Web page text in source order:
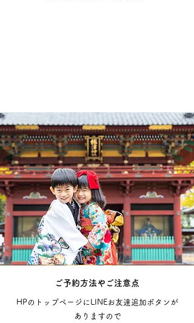
​ご予約方法やご注意点
HPのトップページにLINEお友達追加ボタンが
ありますので